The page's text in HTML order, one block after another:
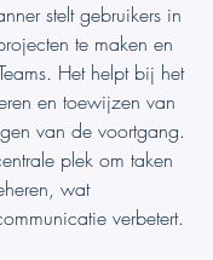
stelt gebruikers in
te maken en
Het helpt bij het
en toewijzen van
van de voortgang.
plek om taken
wat
verbetert.